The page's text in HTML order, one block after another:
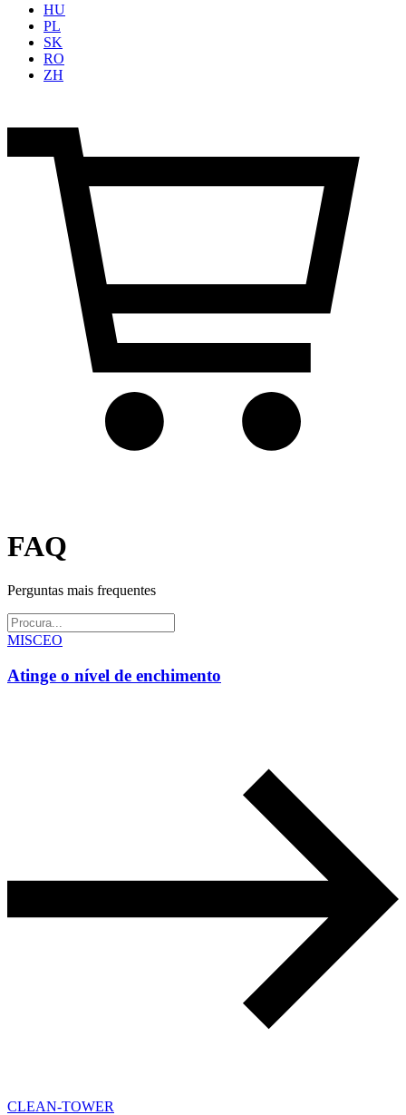
HU
PL
SK
RO
ZH
FAQ
Perguntas mais frequentes
MISCEO
Atinge o nível de enchimento
CLEAN-TOWER